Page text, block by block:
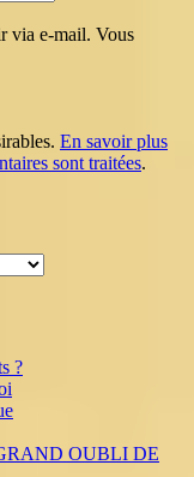
via e-mail. Vous
En savoir plus
sont traitées.
?
OUBLI DE